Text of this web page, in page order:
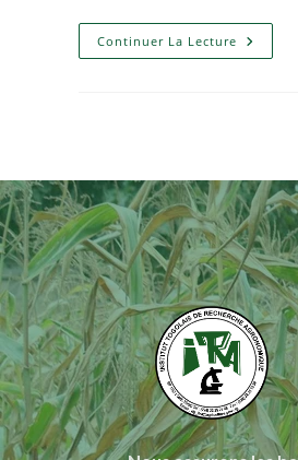
Continuer La Lecture